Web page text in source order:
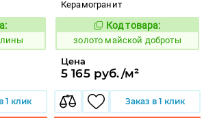
1 клик
Керамогранит
522122
Код товара:
золото майской доброты
Цена
5 165 руб./м²
Заказ в 1 клик